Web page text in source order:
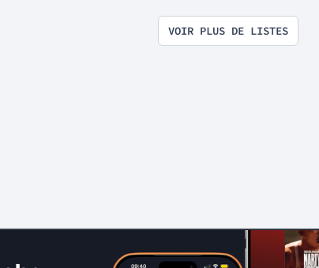
VOIR PLUS DE LISTES